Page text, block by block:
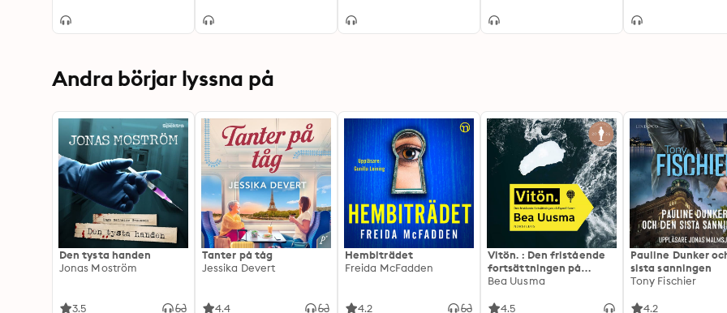
Ghosthound, Book 1
Andra börjar lyssna på
Den tysta handen
Jonas Moström
3.5
Tanter på tåg
Jessika Devert
4.4
Hembiträdet
Freida McFadden
4.2
Vitön. : Den fristående
fortsättningen på
Expeditionen
Bea Uusma
4.5
Pauline Dunker
sista sanningen
Tony Fischier
4.2